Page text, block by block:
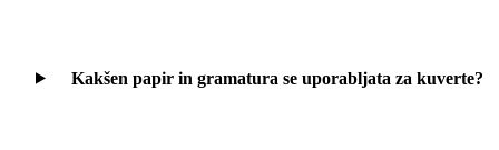
Kakšen papir in gramatura se uporabljata za kuverte?